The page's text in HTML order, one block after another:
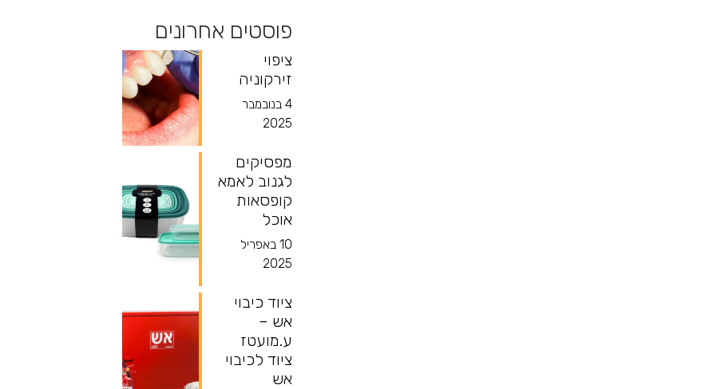
פוסטים אחרונים
ציפוי
זירקוניה
4 בנובמבר
2025
מפסיקים
לגנוב לאמא
קופסאות
אוכל
10 באפריל
2025
ציוד כיבוי
אש –
ע.מועטז
ציוד לכיבוי
אש